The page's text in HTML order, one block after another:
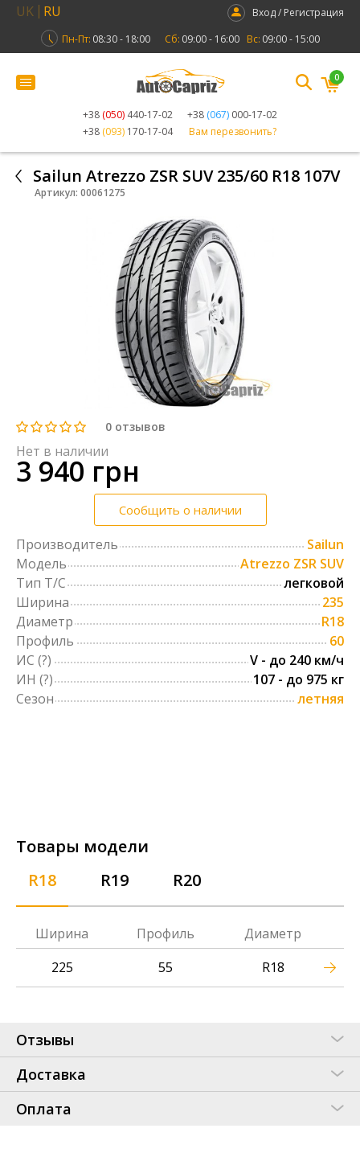
UK RU
Вход / Регистрация
Пн-Пт: 08:30 - 18:00 Сб: 09:00 - 16:00 Вс: 09:00 - 15:00
+38 (050) 440-17-02 +38 (067) 000-17-02
+38 (093) 170-17-04 Вам перезвонить?
0
Sailun Atrezzo ZSR SUV 235/60 R18 107V
Артикул: 00061275
0 отзывов
Нет в наличии
3 940 грн
Сообщить о наличии
Производитель
Sailun
Модель
Atrezzo ZSR SUV
Тип Т/С
легковой
Ширина
235
Диаметр
R18
Профиль
60
ИС (?)
V - до 240 км/ч
ИН (?)
107 - до 975 кг
Сезон
летняя
Товары модели
R18
R19 R20
Ширина Профиль
Диаметр
225
55 R18
Отзывы
Доставка
Оплата